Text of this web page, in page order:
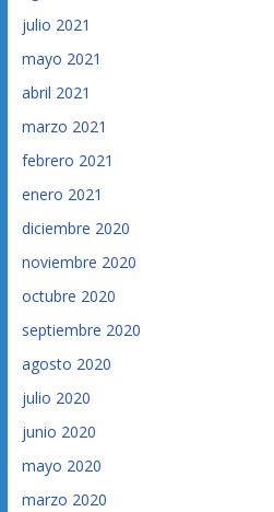
julio 2021
mayo 2021
abril 2021
marzo 2021
febrero 2021
enero 2021
diciembre 2020
noviembre 2020
octubre 2020
septiembre 2020
agosto 2020
julio 2020
junio 2020
mayo 2020
marzo 2020